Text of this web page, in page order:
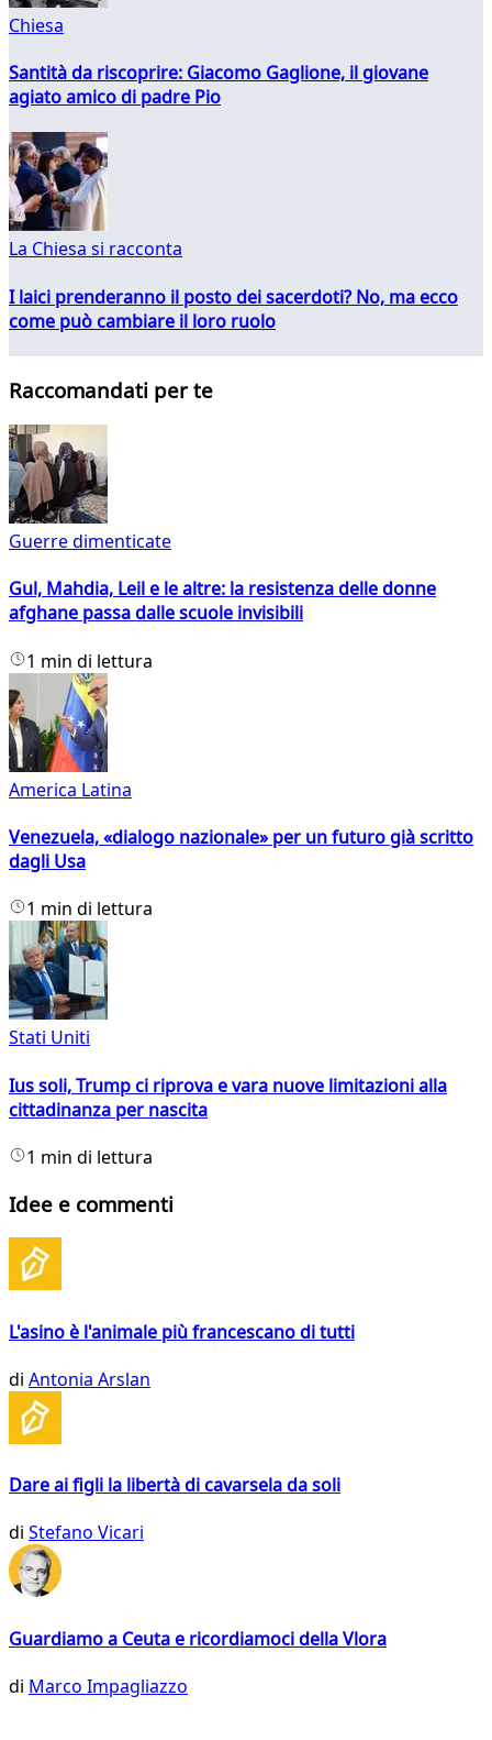
Chiesa
Santità da riscoprire: Giacomo Gaglione, il giovane
agiato amico di padre Pio
La Chiesa si racconta
I laici prenderanno il posto dei sacerdoti? No, ma ecco
come può cambiare il loro ruolo
Raccomandati per te
Guerre dimenticate
Gul, Mahdia, Leil e le altre: la resistenza delle donne
afghane passa dalle scuole invisibili
1 min di lettura
America Latina
Venezuela, «dialogo nazionale» per un futuro già scritto
dagli Usa
1 min di lettura
Stati Uniti
Ius soli, Trump ci riprova e vara nuove limitazioni alla
cittadinanza per nascita
1 min di lettura
Idee e commenti
L'asino è l'animale più francescano di tutti
di Antonia Arslan
Dare ai figli la libertà di cavarsela da soli
di Stefano Vicari
Guardiamo a Ceuta e ricordiamoci della Vlora
di Marco Impagliazzo